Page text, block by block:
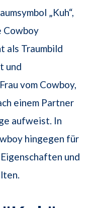
„Kuh“,
Cowboy
als Traumbild
und
vom Cowboy,
einem Partner
aufweist. In
hingegen für
und